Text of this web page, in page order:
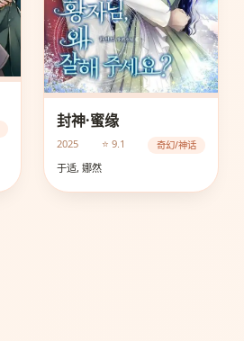
封神·蜜缘
2025 ⭐ 9.1 奇幻/神话
于适, 娜然